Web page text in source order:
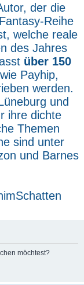
der die
Reihe
welche reale
des Jahres
über 150
Payhip,
werden.
und
ihre dichte
Themen
sind unter
und Barnes
möchtest?